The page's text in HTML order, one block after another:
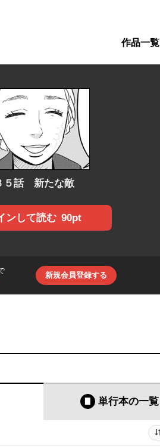
ソファ】 作品一覧
５話 新たな敵
ンして読む 90pt
新規会員登録する
単行本の一覧